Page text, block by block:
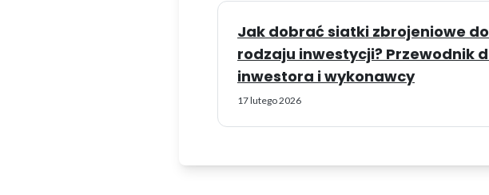
Jak dobrać siatki zbrojeniowe do
rodzaju inwestycji? Przewodnik
inwestora i wykonawcy
17 lutego 2026